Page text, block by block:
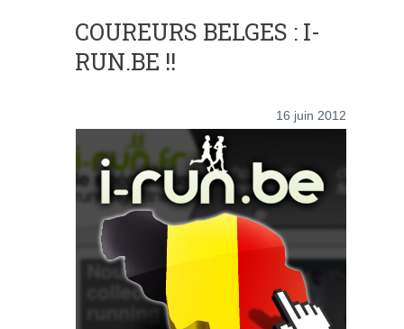
COUREURS BELGES : I-
RUN.BE !!
16 juin 2012